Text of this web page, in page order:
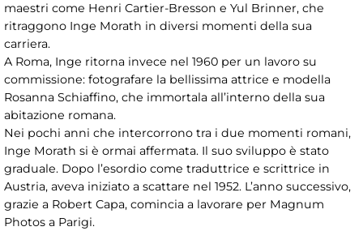
maestri come Henri Cartier-Bresson e Yul Brinner, che
ritraggono Inge Morath in diversi momenti della sua
carriera.
A Roma, Inge ritorna invece nel 1960 per un lavoro su
commissione: fotografare la bellissima attrice e modella
Rosanna Schiaffino, che immortala all’interno della sua
abitazione romana.
Nei pochi anni che intercorrono tra i due momenti romani,
Inge Morath si è ormai affermata. Il suo sviluppo è stato
graduale. Dopo l’esordio come traduttrice e scrittrice in
Austria, aveva iniziato a scattare nel 1952. L’anno successivo,
grazie a Robert Capa, comincia a lavorare per Magnum
Photos a Parigi.